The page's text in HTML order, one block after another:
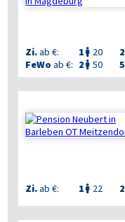
Zi.ab €: 1  20 2
FeWo ab €: 2  50 5
Zi.ab €: 1  22 2